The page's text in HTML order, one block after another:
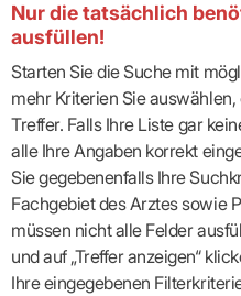
Nur die tatsächlich
ausfüllen!
Starten Sie die Suche mit
mehr Kriterien Sie
Treffer. Falls Ihre Liste gar
alle Ihre Angaben korrekt
Sie gegebenenfalls Ihre
Fachgebiet des Arztes sowie
müssen nicht alle Felder
und auf „Treffer anzeigen“
Ihre eingegebenen